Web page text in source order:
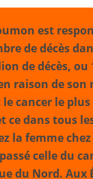
est
de décès
de décès, ou
raison de son
le cancer le
ce dans tous
la femme
celle du
du Nord. Aux